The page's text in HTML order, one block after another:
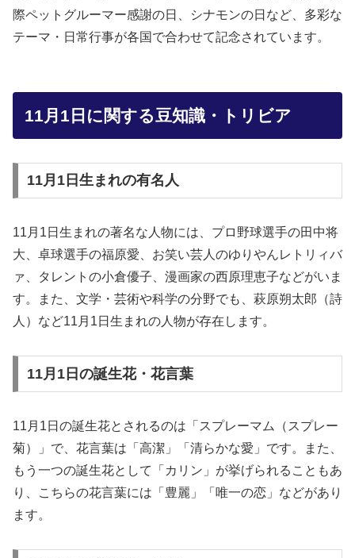
際ペットグルーマー感謝の日、シナモンの日など、多彩な
テーマ・日常行事が各国で合わせて記念されています。
11月1日に関する豆知識・トリビア
11月1日生まれの有名人
11月1日生まれの著名な人物には、プロ野球選手の田中将
大、卓球選手の福原愛、お笑い芸人のゆりやんレトリィバ
ァ、タレントの小倉優子、漫画家の西原理恵子などがいま
す。また、文学・芸術や科学の分野でも、萩原朔太郎（詩
人）など11月1日生まれの人物が存在します。
11月1日の誕生花・花言葉
11月1日の誕生花とされるのは「スプレーマム（スプレー
菊）」で、花言葉は「高潔」「清らかな愛」です。また、
もう一つの誕生花として「カリン」が挙げられることもあ
り、こちらの花言葉には「豊麗」「唯一の恋」などがあり
ます。